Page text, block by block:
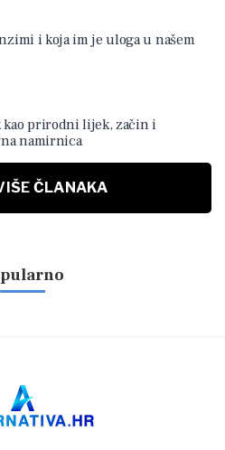
i koja im je uloga u našem
kao prirodni lijek, začin i
namirnica
ČLANAKA